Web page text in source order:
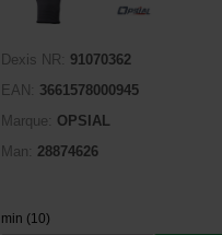
Dexis NR:
91070362
EAN:
3661578000945
Marque:
OPSIAL
Man: 28874626
min (10)